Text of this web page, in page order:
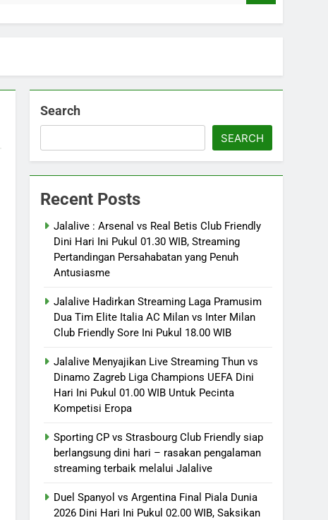
Search
SEARCH
Recent Posts
Jalalive : Arsenal vs Real Betis Club Friendly
Dini Hari Ini Pukul 01.30 WIB, Streaming
Pertandingan Persahabatan yang Penuh
Antusiasme
Jalalive Hadirkan Streaming Laga Pramusim
Dua Tim Elite Italia AC Milan vs Inter Milan
Club Friendly Sore Ini Pukul 18.00 WIB
Jalalive Menyajikan Live Streaming Thun vs
Dinamo Zagreb Liga Champions UEFA Dini
Hari Ini Pukul 01.00 WIB Untuk Pecinta
Kompetisi Eropa
Sporting CP vs Strasbourg Club Friendly siap
berlangsung dini hari – rasakan pengalaman
streaming terbaik melalui Jalalive
Duel Spanyol vs Argentina Final Piala Dunia
2026 Dini Hari Ini Pukul 02.00 WIB, Saksikan